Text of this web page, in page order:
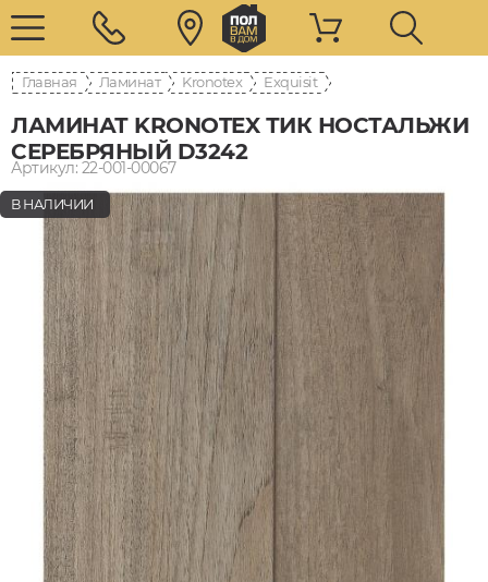
Главная Ламинат Kronotex Exquisit
ЛАМИНАТ KRONOTEX ТИК НОСТАЛЬЖИ
СЕРЕБРЯНЫЙ D3242
Артикул: 22-001-00067
В НАЛИЧИИ